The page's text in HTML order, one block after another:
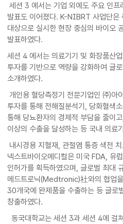
세션 3 에서는 기업 외에도 주요 인
발표도 이어졌다. K-NIBRT 사업단은
대상으로 실시한 현장 중심의 바이오
발표하였다.
세션 4 에서는 의료기기 및 화장품산
투자를 기반으로 역량을 강화하여 글
소개하였다.
개인용 혈당측정기 전문기업인 ㈜아
투자를 통해 전해질분석기, 당화혈색
통해 당뇨환자의 경제적 부담을 줄이
이상의 수출을 달성하는 등 국내 의료
내시경용 지혈재, 관절염 통증 색전
넥스트바이오메디컬은 미국 FDA, 유
인허가를 획득하였으며, 글로벌 최대
메드트로닉(Medtronic)社와의 협업
30개국에 완제품을 수출하는 등 글로
창출하였다.
동국대학교는 세션 3과 세션 4에 걸